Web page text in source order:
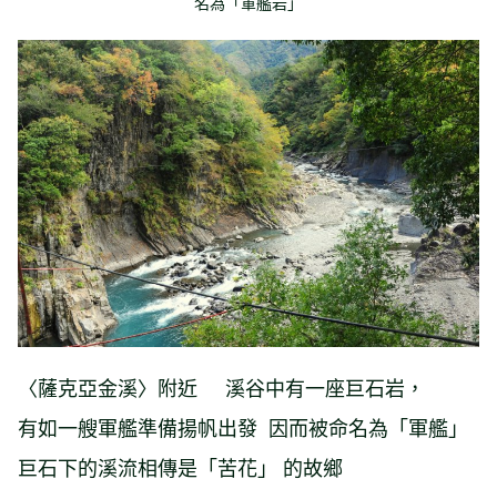
〈薩克亞金溪〉附近 溪谷中有一座巨石岩，
有如一艘軍艦準備揚帆出發 因而被命名為「軍艦」
巨石下的溪流相傳是「苦花」 的故鄉